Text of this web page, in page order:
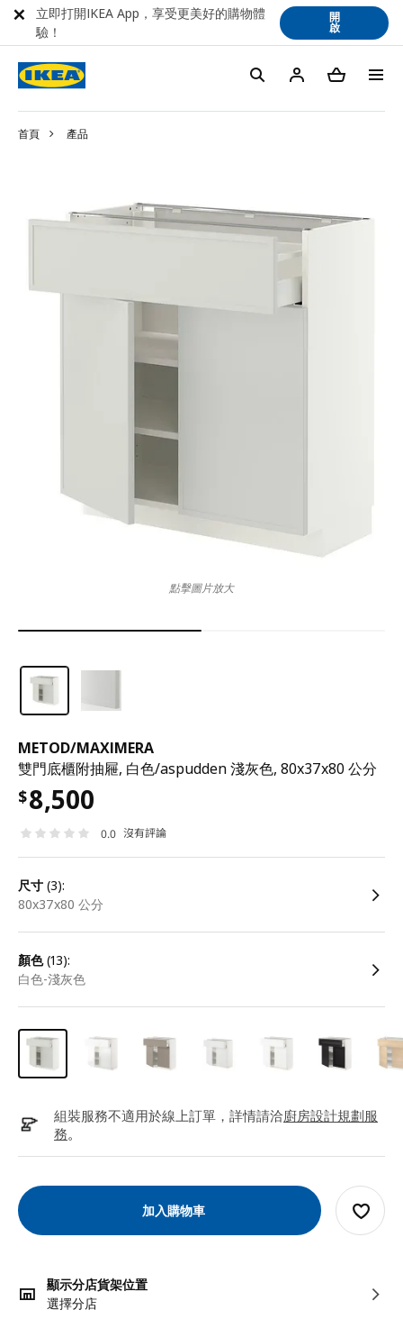
首頁 產品
METOD/MAXIMERA
雙門底櫃附抽屜, 白色/aspudden 淺灰色, 80x37x80 公分
$8,500
0.0 沒有評論
尺寸 (3):
80x37x80 公分
顏色(13):
白色-淺灰色
組裝服務不適用於線上訂單，詳情請洽廚房設計規劃服
務。
加入購物車
顯示分店貨架位置
選擇分店
點擊圖片放大
立即打開IKEA App，享受更美好的購物體
驗！
開
啟